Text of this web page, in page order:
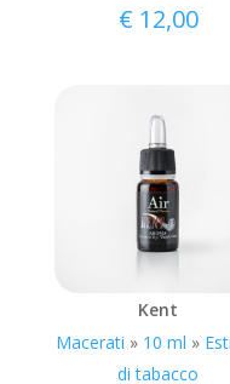
€ 12,00
Kent
Macerati » 10 ml »
di tabacco